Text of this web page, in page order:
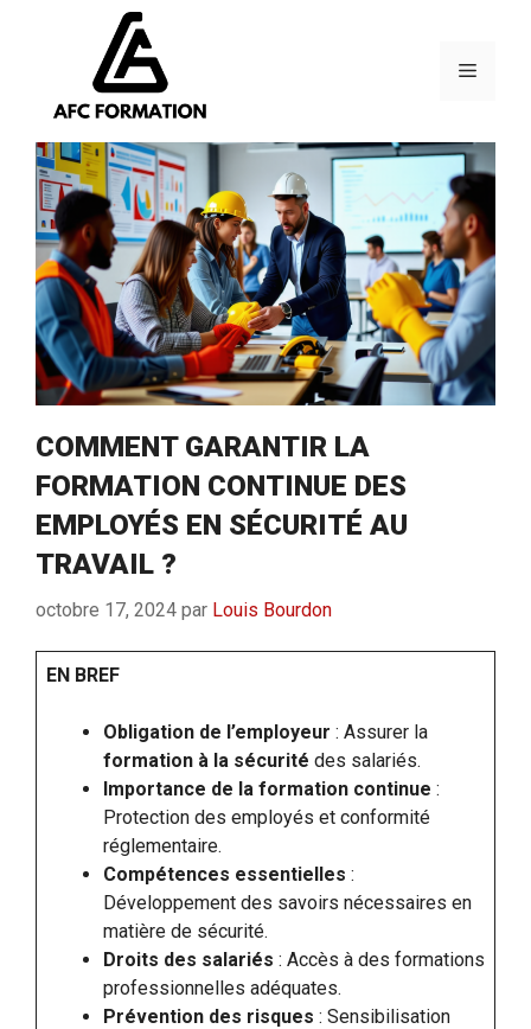
Menu
COMMENT GARANTIR LA
FORMATION CONTINUE DES
EMPLOYÉS EN SÉCURITÉ AU
TRAVAIL ?
octobre 17, 2024 par Louis Bourdon
EN BREF
Obligation de l’employeur : Assurer la
formation à la sécurité des salariés.
Importance de la formation continue :
Protection des employés et conformité
réglementaire.
Compétences essentielles :
Développement des savoirs nécessaires en
matière de sécurité.
Droits des salariés : Accès à des formations
professionnelles adéquates.
Prévention des risques : Sensibilisation